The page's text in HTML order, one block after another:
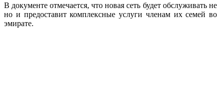
В документе отмечается, что новая сеть будет обслуживать
но и предоставит комплексные услуги членам их семей
эмирате.